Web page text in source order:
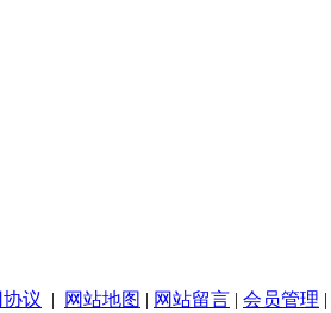
议 | 网站地图 | 网站留言 | 会员管理 |